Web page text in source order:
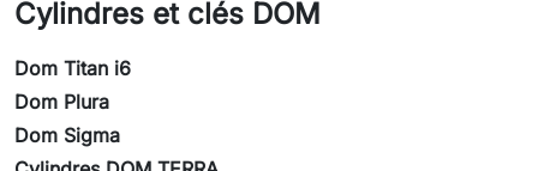
Cylindres et clés DOM
Dom Titan i6
Dom Plura
Dom Sigma